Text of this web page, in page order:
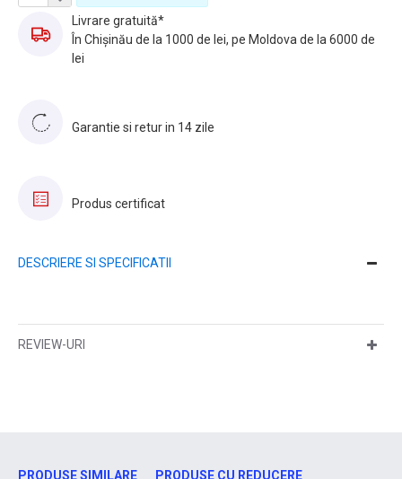
Livrare gratuită*
În Chișinău de la 1000 de lei, pe Moldova de la 6000 de
lei
Garantie si retur in 14 zile
Produs certificat
DESCRIERE SI SPECIFICATII
REVIEW-URI
PRODUSE SIMILARE PRODUSE CU REDUCERE